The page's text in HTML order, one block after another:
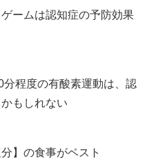
ームは認知症の予防効果
分程度の有酸素運動は、認
もしれない
】の食事がベスト